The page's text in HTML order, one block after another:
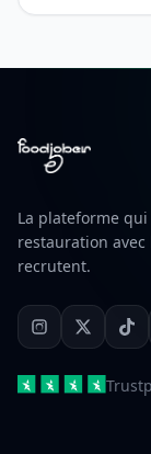
La plateforme
restauration
recrutent.